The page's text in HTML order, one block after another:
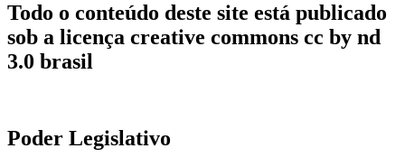
Todo o conteúdo deste site está publicado
sob a licença creative commons cc by nd
3.0 brasil
Poder Legislativo